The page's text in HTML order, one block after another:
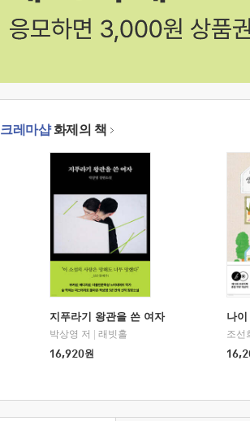
크레마샵화제의 책
지푸라기 왕관을 쓴 여자
박상영 저
래빗홀
16,920원
나
조선